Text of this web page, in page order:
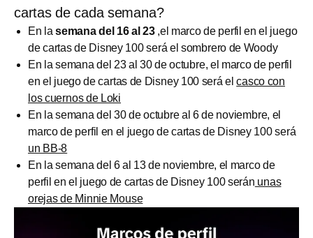
cartas de cada semana?
En la semana del 16 al 23,el marco de perfil en el juego
de cartas de Disney 100 será el sombrero de Woody
En la semana del 23 al 30 de octubre, el marco de perfil
en el juego de cartas de Disney 100 será elcasco con
los cuernos de Loki
En la semana del 30 de octubre al 6 de noviembre, el
marco de perfil en el juego de cartas de Disney 100 será
un BB-8
En la semana del 6 al 13 de noviembre, el marco de
perfil en el juego de cartas de Disney 100 serán unas
orejas de Minnie Mouse